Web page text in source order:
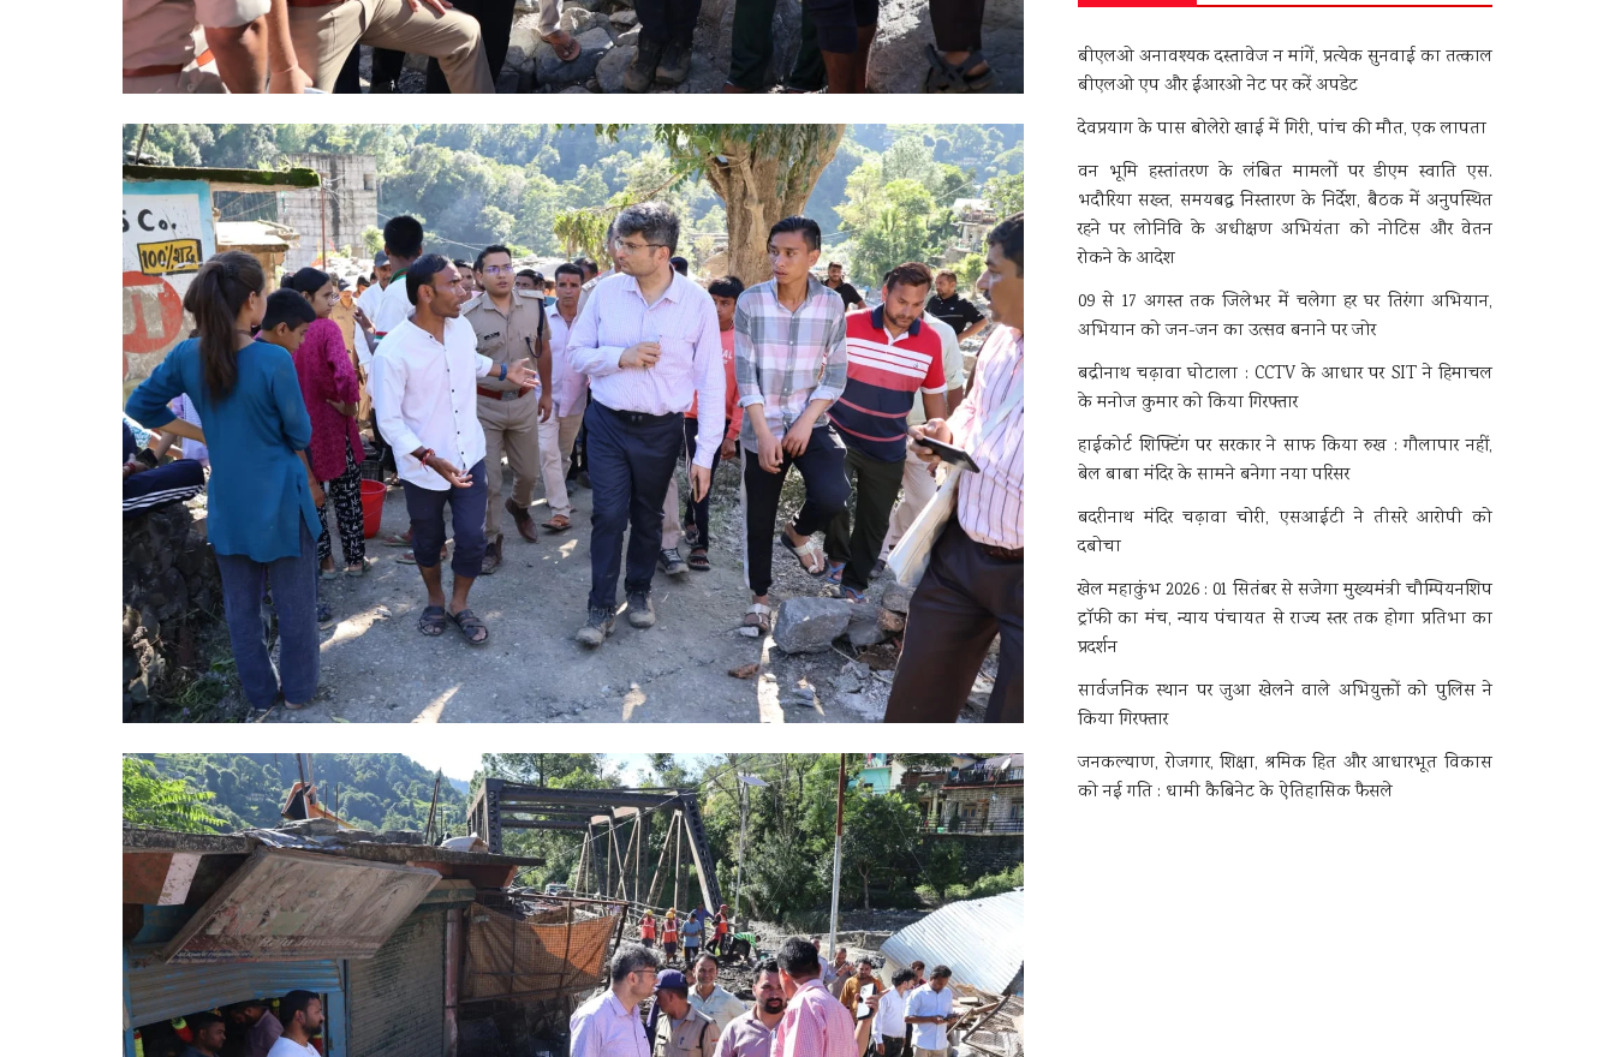
बीएलओ अनावश्यक दस्तावेज न मांगें, प्रत्येक सुनवाई का तत्काल
बीएलओ एप और ईआरओ नेट पर करें अपडेट
देवप्रयाग के पास बोलेरो खाई में गिरी, पांच की मौत, एक लापता
वन भूमि हस्तांतरण के लंबित मामलों पर डीएम स्वाति एस.
भदौरिया सख्त, समयबद्ध निस्तारण के निर्देश, बैठक में अनुपस्थित
रहने पर लोनिवि के अधीक्षण अभियंता को नोटिस और वेतन
रोकने के आदेश
09 से 17 अगस्त तक जिलेभर में चलेगा हर घर तिरंगा अभियान,
अभियान को जन-जन का उत्सव बनाने पर जोर
बद्रीनाथ चढ़ावा घोटाला : CCTV के आधार पर SIT ने हिमाचल
के मनोज कुमार को किया गिरफ्तार
हाईकोर्ट शिफ्टिंग पर सरकार ने साफ किया रुख : गौलापार नहीं,
बेल बाबा मंदिर के सामने बनेगा नया परिसर
बदरीनाथ मंदिर चढ़ावा चोरी, एसआईटी ने तीसरे आरोपी को
दबोचा
खेल महाकुंभ 2026 : 01 सितंबर से सजेगा मुख्यमंत्री चौम्पियनशिप
ट्रॉफी का मंच, न्याय पंचायत से राज्य स्तर तक होगा प्रतिभा का
प्रदर्शन
सार्वजनिक स्थान पर जुआ खेलने वाले अभियुक्तों को पुलिस ने
किया गिरफ्तार
जनकल्याण, रोजगार, शिक्षा, श्रमिक हित और आधारभूत विकास
को नई गति : धामी कैबिनेट के ऐतिहासिक फैसले